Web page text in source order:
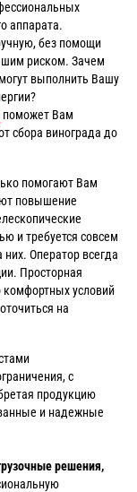
аппарата.
без помощи
риском. Зачем
выполнить Вашу
поможет Вам
сбора винограда до
помогают Вам
повышение
и требуется совсем
Оператор всегда
Просторная
комфортных условий
на
с
продукцию
и надежные
решения,